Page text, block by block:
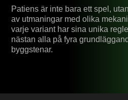
Patiens är inte bara ett spel,
av utmaningar med olika
varje variant har sina unika
nästan alla på fyra
byggstenar.